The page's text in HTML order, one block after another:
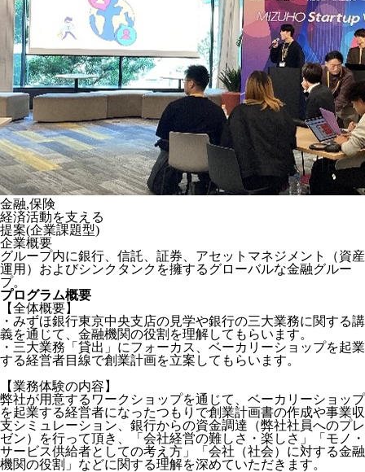
金融,保険
経済活動を支える
提案(企業課題型)
企業概要
グループ内に銀行、信託、証券、アセットマネジメント（資産
運用）およびシンクタンクを擁するグローバルな金融グルー
プ。
プログラム概要
【全体概要】
・みずほ銀行東京中央支店の見学や銀行の三大業務に関する講
義を通じて、金融機関の役割を理解してもらいます。
・三大業務「貸出」にフォーカス、ベーカリーショップを起業
する経営者目線で創業計画を立案してもらいます。
【業務体験の内容】
弊社が用意するワークショップを通じて、ベーカリーショップ
を起業する経営者になったつもりで創業計画書の作成や事業収
支シミュレーション、銀行からの資金調達（弊社社員へのプレ
ゼン）を行って頂き、「会社経営の難しさ・楽しさ」「モノ・
サービス供給者としての考え方」「会社（社会）に対する金融
機関の役割」などに関する理解を深めていただきます。